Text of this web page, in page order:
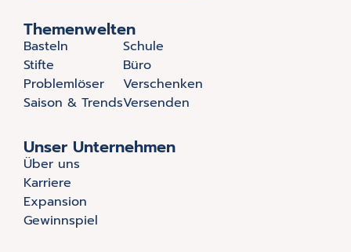
Themenwelten
Basteln
Stifte
Problemlöser
Saison & Trends
Schule
Büro
Verschenken
Versenden
Unser Unternehmen
Über uns
Karriere
Expansion
Gewinnspiel